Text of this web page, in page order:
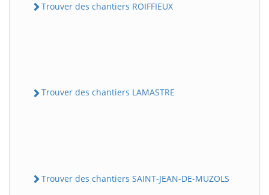
Trouver des chantiers ROIFFIEUX
Trouver des chantiers LAMASTRE
Trouver des chantiers SAINT-JEAN-DE-MUZOLS